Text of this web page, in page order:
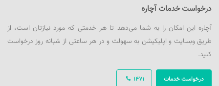
درخواست خدمات آچاره
آچاره این امکان را به شما می‌دهد تا هر خدمتی که مورد نیازتان است، از
طریق وبسایت و اپلیکیشن به سهولت و در هر ساعتی از شبانه روز درخواست
کنید.
1471 درخواست خدمات